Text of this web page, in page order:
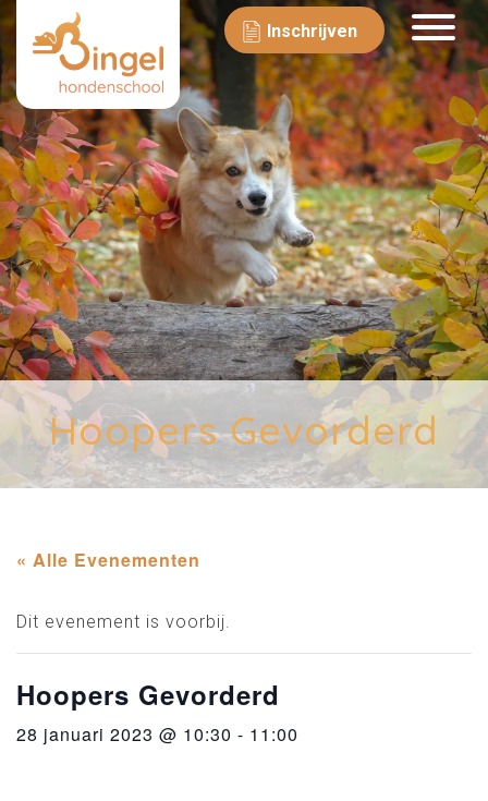
Inschrijven
Hoopers Gevorderd
« Alle Evenementen
Dit evenement is voorbij.
Hoopers Gevorderd
28 januari 2023 @ 10:30 - 11:00